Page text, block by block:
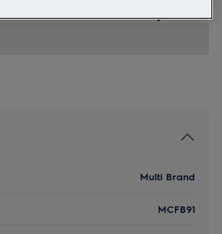
Multi Brand
MCFB91